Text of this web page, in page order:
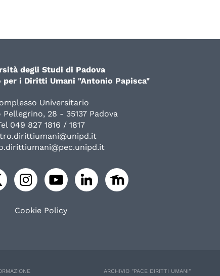
degli Studi di Padova
per i Diritti Umani "Antonio Papisca"
Universitario
Pellegrino, 28 - 35137 Padova
049 827 1816 / 1817
Cookie Policy
ARCHIVIO "PACE DIRITTI UMANI"